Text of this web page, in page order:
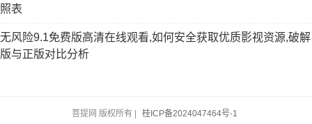
照表
无风险9.1免费版高清在线观看,如何安全获取优质影视资源,破解
版与正版对比分析
菩提网 版权所有 | 桂ICP备2024047464号-1